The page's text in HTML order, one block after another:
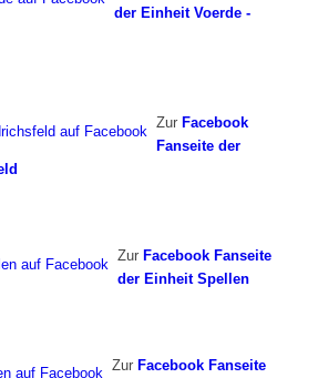
der Einheit Voerde -
Zur Facebook
Fanseite der
Zur Facebook Fanseite
der Einheit Spellen
Zur Facebook Fanseite